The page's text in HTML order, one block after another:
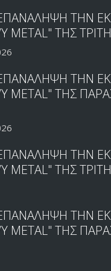
ΤΗΝ
METAL" ΤΗΣ
ΤΗΝ
METAL" ΤΗΣ
ΤΗΝ
METAL" ΤΗΣ
ΤΗΝ
METAL" ΤΗΣ